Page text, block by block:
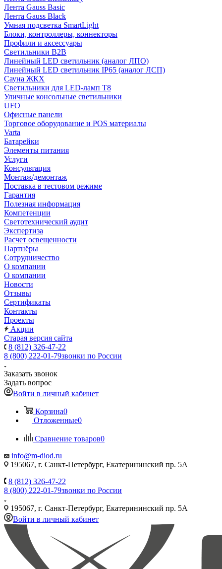
Лента Gauss Basic
Лента Gauss Black
Умная подсветка SmartLight
Блоки, контроллеры, коннекторы
Профили и аксессуары
Светильники B2B
Линейный LED светильник (аналог ЛПО)
Линейный LED светильник IP65 (аналог ЛСП)
Сауна ЖКХ
Светильники для LED-ламп T8
Уличные консольные светильники
UFO
Офисные панели
Торговое оборудование и POS материалы
Varta
Батарейки
Элементы питания
Услуги
Консультация
Монтаж/демонтаж
Поставка в тестовом режиме
Гарантия
Полезная информация
Компетенции
Светотехнический аудит
Экспертиза
Расчет освещенности
Партнёры
Cотрудничество
О компании
О компании
Новости
Отзывы
Сертификаты
Контакты
Проекты
Акции
Старая версия сайта
8 (812) 326-47-22
8 (800) 222-01-79звонки по России
Заказать звонок
Задать вопрос
Войти в личный кабинет
Корзина0
Отложенные0
Сравнение товаров0
info@m-diod.ru
195067, г. Санкт-Петербург, Екатерининский пр. 5А
8 (812) 326-47-22
8 (800) 222-01-79звонки по России
195067, г. Санкт-Петербург, Екатерининский пр. 5А
Войти в личный кабинет